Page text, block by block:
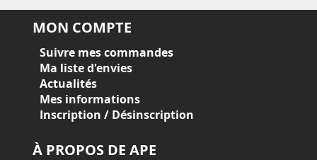
MON COMPTE
Suivre mes commandes
Ma liste d'envies
Actualités
Mes informations
Inscription / Désinscription
À PROPOS DE APE